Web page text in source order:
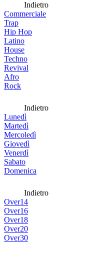
Indietro
Commerciale
Trap
Hip Hop
Latino
House
Techno
Revival
Afro
Rock
Indietro
Lunedì
Martedì
Mercoledì
Giovedì
Venerdì
Sabato
Domenica
Indietro
Over14
Over16
Over18
Over20
Over30